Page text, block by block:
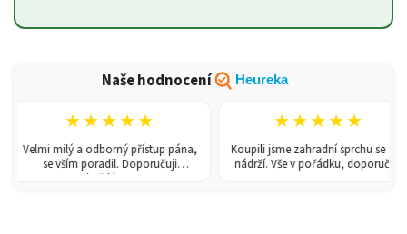
Naše hodnocení Heureka
★★★★★
Velmi milý a odborný přístup pána,
se vším poradil. Doporučuji
každému!
★★★★★
Koupili jsme zahradní sprchu se 150l
nádrží. Vše v pořádku, doporučuji.